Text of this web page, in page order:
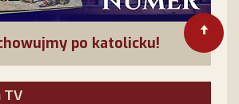
po katolicku!
TV